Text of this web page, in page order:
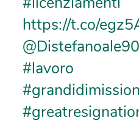
https://t.co/
@Distefanoale90
#lavoro